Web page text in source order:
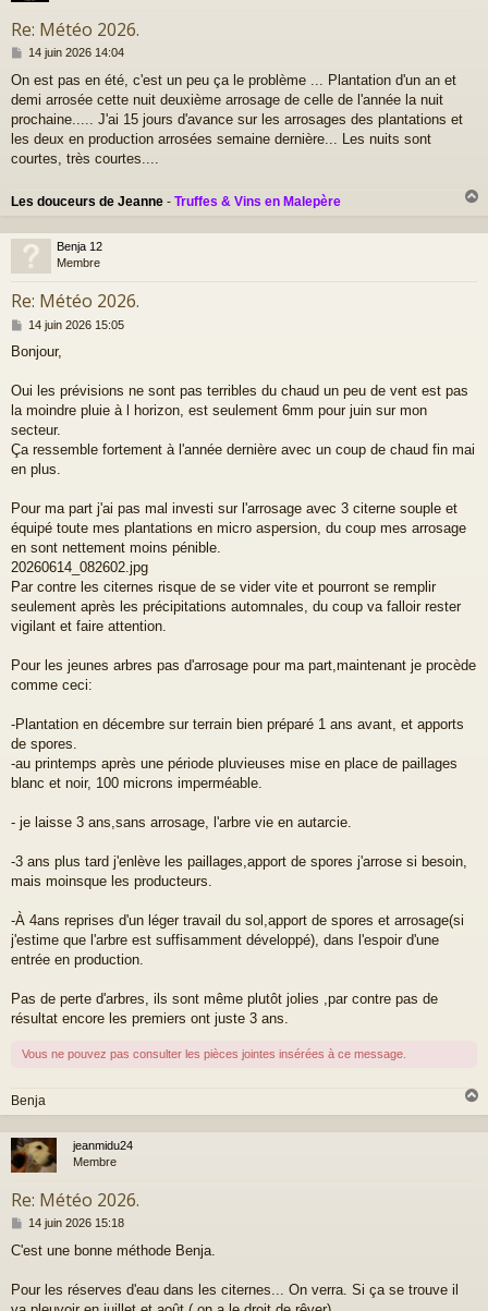
Re: Météo 2026.
M
s
s
a
g
14 juin 2026 14:04
On est pas en été, c'est un peu ça le problème ... Plantation d'un an et
demi arrosée cette nuit deuxième arrosage de celle de l'année la nuit
prochaine..... J'ai 15 jours d'avance sur les arrosages des plantations et
les deux en production arrosées semaine dernière... Les nuits sont
courtes, très courtes....
Les douceurs de Jeanne - Truffes & Vins en Malepère
u
Benja 12
Membre
Re: Météo 2026.
M
s
a
g
14 juin 2026 15:05
Bonjour,
Oui les prévisions ne sont pas terribles du chaud un peu de vent est pas
la moindre pluie à l horizon, est seulement 6mm pour juin sur mon
secteur.
Ça ressemble fortement à l'année dernière avec un coup de chaud fin mai
en plus.
Pour ma part j'ai pas mal investi sur l'arrosage avec 3 citerne souple et
équipé toute mes plantations en micro aspersion, du coup mes arrosage
en sont nettement moins pénible.
20260614_082602.jpg
Par contre les citernes risque de se vider vite et pourront se remplir
seulement après les précipitations automnales, du coup va falloir rester
vigilant et faire attention.
Pour les jeunes arbres pas d'arrosage pour ma part,maintenant je procède
comme ceci:
-Plantation en décembre sur terrain bien préparé 1 ans avant, et apports
de spores.
-au printemps après une période pluvieuses mise en place de paillages
blanc et noir, 100 microns imperméable.
- je laisse 3 ans,sans arrosage, l'arbre vie en autarcie.
-3 ans plus tard j'enlève les paillages,apport de spores j'arrose si besoin,
mais moinsque les producteurs.
-À 4ans reprises d'un léger travail du sol,apport de spores et arrosage(si
j'estime que l'arbre est suffisamment développé), dans l'espoir d'une
entrée en production.
Pas de perte d'arbres, ils sont même plutôt jolies ,par contre pas de
résultat encore les premiers ont juste 3 ans.
Vous ne pouvez pas consulter les pièces jointes insérées à ce message.
Benja
a
jeanmidu24
Membre
Re: Météo 2026.
M
s
a
g
14 juin 2026 15:18
C'est une bonne méthode Benja.
Pour les réserves d'eau dans les citernes... On verra. Si ça se trouve il